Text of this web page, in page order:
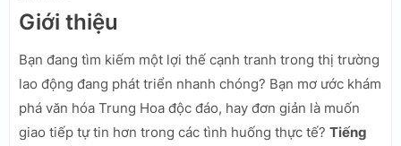
Giới thiệu
Bạn đang tìm kiếm một lợi thế cạnh tranh trong thị trường
lao động đang phát triển nhanh chóng? Bạn mơ ước khám
phá văn hóa Trung Hoa độc đáo, hay đơn giản là muốn
giao tiếp tự tin hơn trong các tình huống thực tế? Tiếng